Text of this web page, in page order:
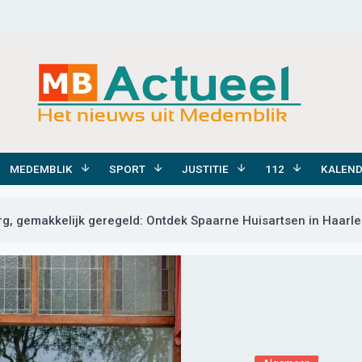
MEDEMBLIK SPORT JUSTITIE 112
gemakkelijk geregeld: Ontdek Spaarne Huisartsen in